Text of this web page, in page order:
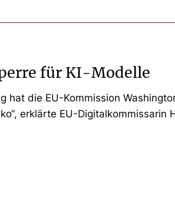
für KI-Modelle
hat die EU-Kommission
erklärte EU-Digitalkommissarin